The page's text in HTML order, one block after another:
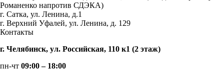
Романенко напротив СДЭКА)
г. Сатка, ул. Ленина, д.1
г. Верхний Уфалей, ул. Ленина, д. 129
Контакты
г. Челябинск, ул. Российская, 110 к1 (2 этаж)
пн-чт 09:00 – 18:00